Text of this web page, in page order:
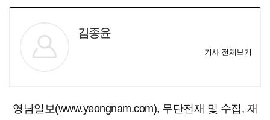
김종윤
기사 전체보기
영남일보(www.yeongnam.com), 무단전재 및 수집, 재